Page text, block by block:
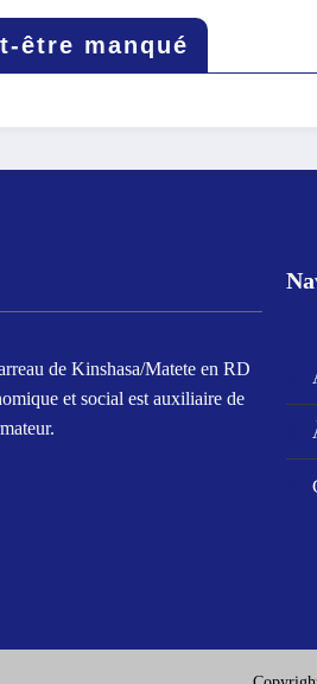
être manqué
de Kinshasa/Matete en RD
et social est auxiliaire de